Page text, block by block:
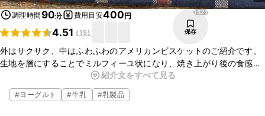
調理時間90分 費用目安400円
4.51 (15)
1527
保存
外はサクサク、中はふわふわのアメリカンビスケットのご紹介です。
生地を層にすることでミルフィーユ状になり、焼き上がり後の食感が
サクサクになります。焼き立ての温かい状態でも、冷ました状態でも
おいしくお召し上がりいただけますよ。
紹介文をすべて見る
#ヨーグルト #牛乳 #乳製品